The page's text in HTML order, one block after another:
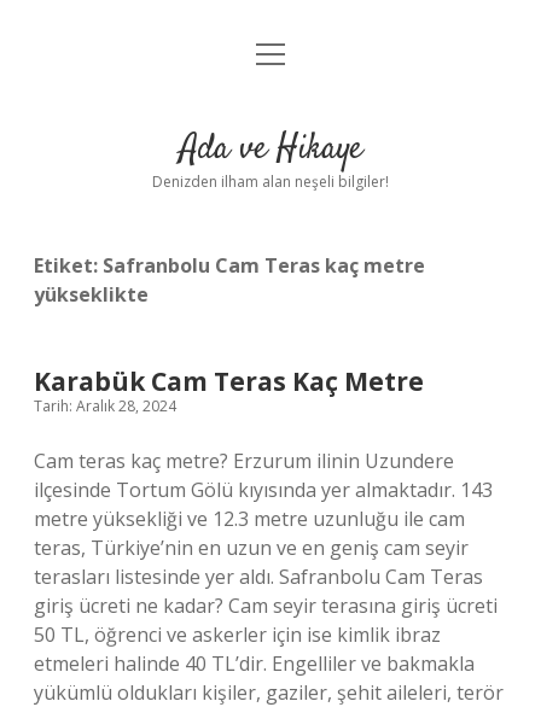
Anasayfa
Yasal Uyarı
menüyü
Ada ve Hikaye
Denizden ilham alan neşeli bilgiler!
Etiket: Safranbolu Cam Teras kaç metre
yükseklikte
Karabük Cam Teras Kaç Metre
Tarih: Aralık 28, 2024
Cam teras kaç metre? Erzurum ilinin Uzundere
ilçesinde Tortum Gölü kıyısında yer almaktadır. 143
metre yüksekliği ve 12.3 metre uzunluğu ile cam
teras, Türkiye’nin en uzun ve en geniş cam seyir
terasları listesinde yer aldı. Safranbolu Cam Teras
giriş ücreti ne kadar? Cam seyir terasına giriş ücreti
50 TL, öğrenci ve askerler için ise kimlik ibraz
etmeleri halinde 40 TL’dir. Engelliler ve bakmakla
yükümlü oldukları kişiler, gaziler, şehit aileleri, terör